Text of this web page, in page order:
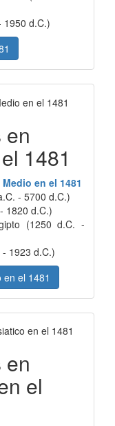
1950 d.C.)
en
1481
en el 1481
- 5700 d.C.)
1820 d.C.)
(1250 d.C. -
1923 d.C.)
el 1481
en
el